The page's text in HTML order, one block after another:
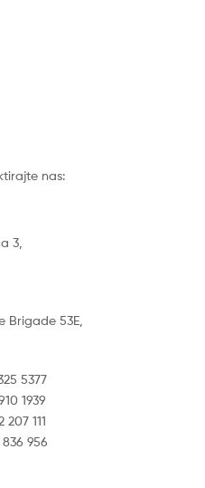
nas:
3,
Brigade 53E,
5377
1939
111
956